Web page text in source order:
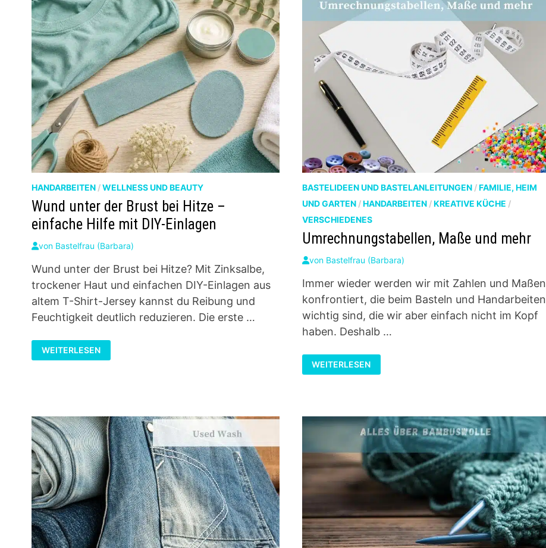
HANDARBEITEN /WELLNESS UND BEAUTY
Wund unter der Brust bei Hitze –
einfache Hilfe mit DIY-Einlagen
von Bastelfrau (Barbara)
Wund unter der Brust bei Hitze? Mit Zinksalbe,
trockener Haut und einfachen DIY-Einlagen aus
altem T-Shirt-Jersey kannst du Reibung und
Feuchtigkeit deutlich reduzieren. Die erste …
WUND
UNTER
DER
MIT
DIY-
EINLAGEN
WEITERLESEN
BASTELIDEEN UND BASTELANLEITUNGEN/FAMILIE, HEIM
UND GARTEN/HANDARBEITEN/KREATIVE KÜCHE /
VERSCHIEDENES
Umrechnungstabellen, Maße und mehr
von Bastelfrau (Barbara)
Immer wieder werden wir mit Zahlen und Maßen
konfrontiert, die beim Basteln und Handarbeiten
wichtig sind, die wir aber einfach nicht im Kopf
haben. Deshalb …
UMRECHNUNGSTABELLEN,
MASSE U
ND M
WEITERLESEN